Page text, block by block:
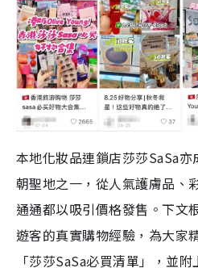
本地化妝品連鎖店莎莎SaSa
朝聖地之一，從人氣護膚品、
通通都以吸引價格發售。下文
遊客的真實購物經驗，為大家
「莎莎SaSa必買清單」，並